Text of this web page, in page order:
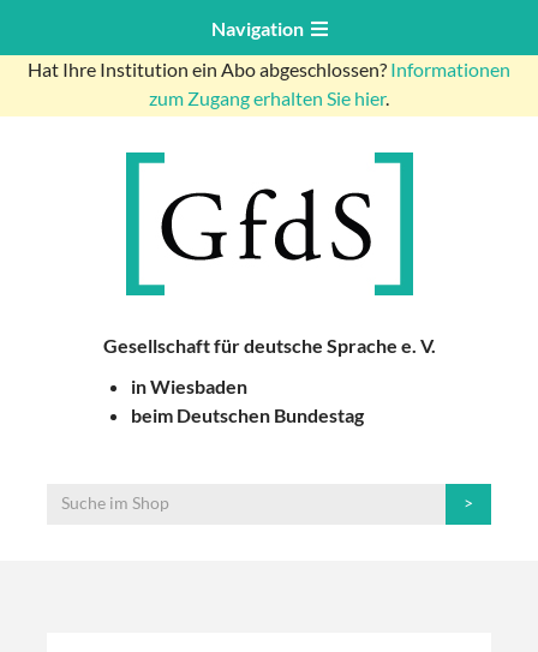
Navigation
Hat Ihre Institution ein Abo abgeschlossen? Informationen
zum Zugang erhalten Sie hier.
Gesellschaft für deutsche Sprache e. V.
in Wiesbaden
beim Deutschen Bundestag